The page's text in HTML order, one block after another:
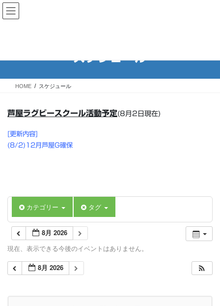
コ
ン
ナ
ビ
スケジュール
HOME スケジュール
芦屋ラグビースクール活動予定(8月2日現在)
[更新内容]
(8/2)12月芦屋G確保
カテゴリー タグ
8月 2026
現在、表示できる今後のイベントはありません。
8月 2026